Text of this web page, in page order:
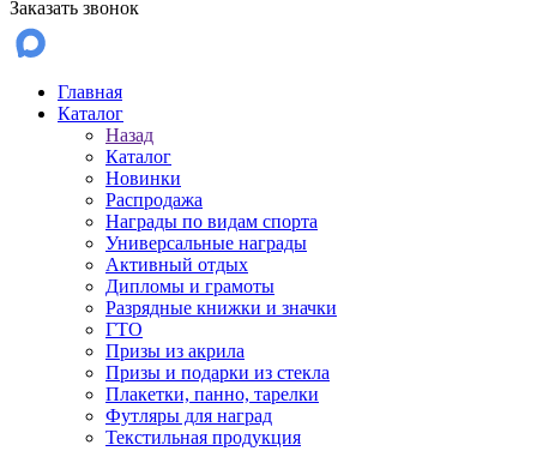
Заказать звонок
Главная
Каталог
Назад
Каталог
Новинки
Распродажа
Награды по видам спорта
Универсальные награды
Активный отдых
Дипломы и грамоты
Разрядные книжки и значки
ГТО
Призы из акрила
Призы и подарки из стекла
Плакетки, панно, тарелки
Футляры для наград
Текстильная продукция